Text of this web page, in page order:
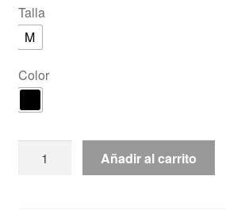
Talla
M
Color
“Training”
Añadir al carrito